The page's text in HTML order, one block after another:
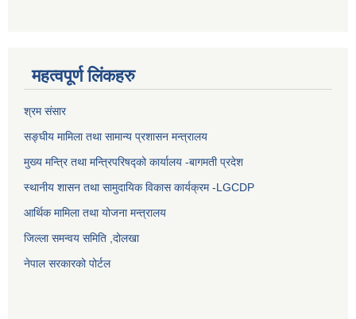
महत्वपूर्ण लिंकहरु
श्रम संसार
सङ्घीय मामिला तथा सामान्य प्रशासन मन्त्रालय
मुख्य मन्त्रि तथा मन्त्रिपरिषद्को कार्यालय -बागमती प्रदेश
स्थानीय शासन तथा सामुदायिक विकास कार्यक्रम -LGCDP
आर्थिक मामिला तथा योजना मन्त्रालय
जिल्ला समन्वय समिति ,दोलखा
नेपाल सरकारको पोर्टल